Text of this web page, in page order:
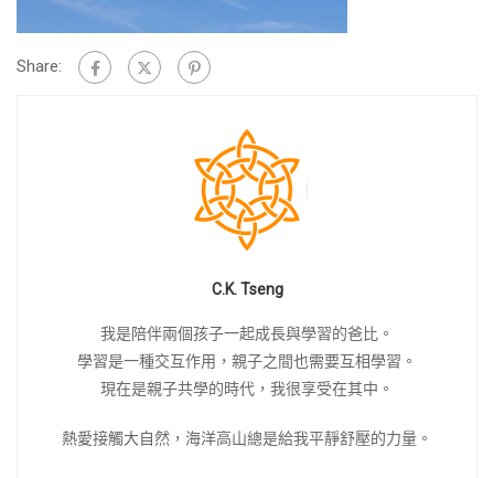
Share:
C.K. Tseng
我是陪伴兩個孩子一起成長與學習的爸比。
學習是一種交互作用，親子之間也需要互相學習。
現在是親子共學的時代，我很享受在其中。
熱愛接觸大自然，海洋高山總是給我平靜舒壓的力量。